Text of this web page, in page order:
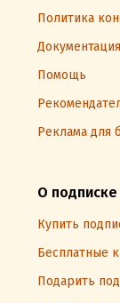
Политика
Документация
Помощь
Реклама для
О подписке
Купить
Бесплатные
Подарить